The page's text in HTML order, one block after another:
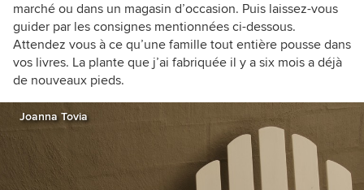
marché ou dans un magasin d’occasion. Puis laissez-vous
guider par les consignes mentionnées ci-dessous.
Attendez vous à ce qu’une famille tout entière pousse dans
vos livres. La plante que j’ai fabriquée il y a six mois a déjà
de nouveaux pieds.
Joanna Tovia